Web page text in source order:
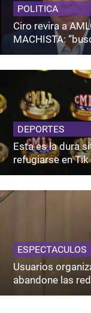
POLITICA
Ciro revira a
MACHISTA:
DEPORTES
Esta es la dura
refugiarse en Tik
ESPECTACULOS
Usuarios
abandone las